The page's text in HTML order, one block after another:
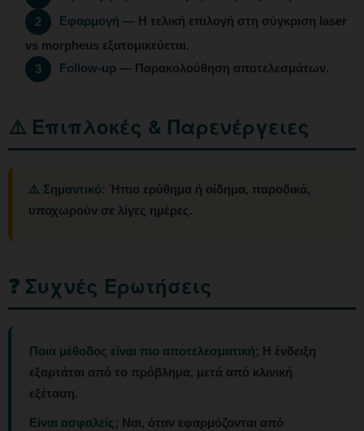
2
Εφαρμογή — Η τελική επιλογή στη σύγκριση laser
vs morpheus εξατομικεύεται.
3
Follow-up — Παρακολούθηση αποτελεσμάτων.
⚠️ Επιπλοκές & Παρενέργειες
⚠️ Σημαντικό: Ήπιο ερύθημα ή οίδημα, παροδικά,
υποχωρούν σε λίγες ημέρες.
❓ Συχνές Ερωτήσεις
Ποια μέθοδος είναι πιο αποτελεσματική; Η ένδειξη
εξαρτάται από το πρόβλημα, μετά από κλινική
εξέταση.
Είναι ασφαλείς; Ναι, όταν εφαρμόζονται από